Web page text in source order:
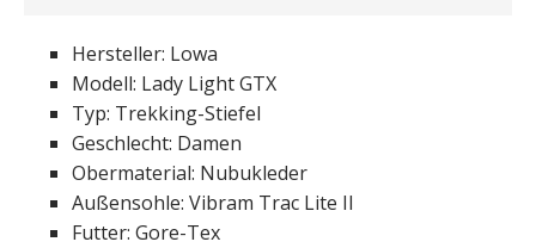
Hersteller: Lowa
Modell: Lady Light GTX
Typ: Trekking-Stiefel
Geschlecht: Damen
Obermaterial: Nubukleder
Außensohle: Vibram Trac Lite II
Futter: Gore-Tex